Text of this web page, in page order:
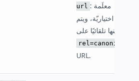
url : معلَمة
اختياريّة، ويتم
rel=canonical
URL.